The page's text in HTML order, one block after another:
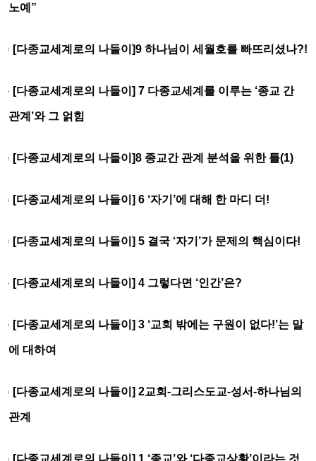
노예”
[다종교세계로의 나들이]9 하나님이 세월호를 빠뜨리셨나?!
[다종교세계로의 나들이] 7 다종교세계를 이루는 ‘종교 간
관계’와 그 얽힘
[다종교세계로의 나들이]8 종교간 관계 분석을 위한 틀(1)
[다종교세계로의 나들이] 6 ‘자기’에 대해 한 마디 더!
[다종교세계로의 나들이] 5 결국 ‘자기’가 문제의 핵심이다!
[다종교세계로의 나들이] 4 그렇다면 ‘인간’은?
[다종교세계로의 나들이] 3 ‘교회 밖에는 구원이 없다!’는 말
에 대하여
[다종교세계로의 나들이] 2교회-그리스도교-성서-하나님의
관계
[다종교세계로의 나들이] 1 ‘종교’와 ‘다종교상황’이라는 것